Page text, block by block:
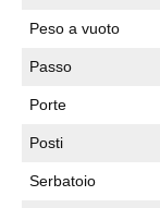
Peso a vuoto
Passo
Porte
Posti
Serbatoio